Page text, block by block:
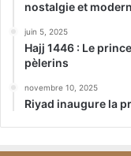
nostalgie et
juin 5, 2025
Hajj 1446 : Le
pèlerins
novembre 10, 2025
Riyad inaugure la